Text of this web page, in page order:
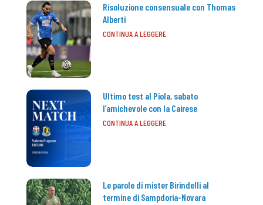
Risoluzione consensuale con Thomas
Alberti
CONTINUA A LEGGERE
Ultimo test al Piola, sabato
l’amichevole con la Cairese
CONTINUA A LEGGERE
Le parole di mister Birindelli al
termine di Sampdoria-Novara